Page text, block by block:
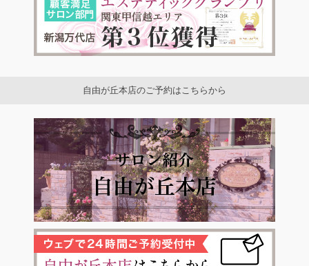
自由が丘本店のご予約はこちらから